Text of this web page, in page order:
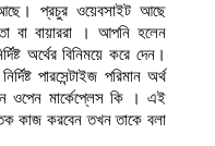
প্রচুর ওয়েবসাইট আছে
বা বায়াররা । আপনি হলেন
অর্থের বিনিময়ে করে দেন।
পারসেন্টাইজ পরিমান অর্থ
ওপেন মার্কেপ্লেস কি । এই
কাজ করবেন তখন তাকে বলা